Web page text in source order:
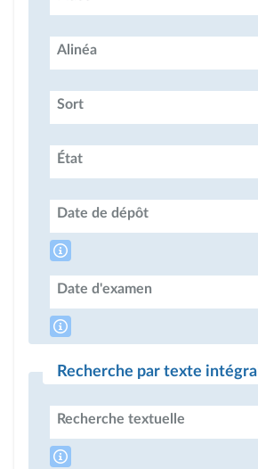
Alinéa
Sort
État
Date de dépôt
Date d'examen
Recherche par texte intégral
Recherche textuelle